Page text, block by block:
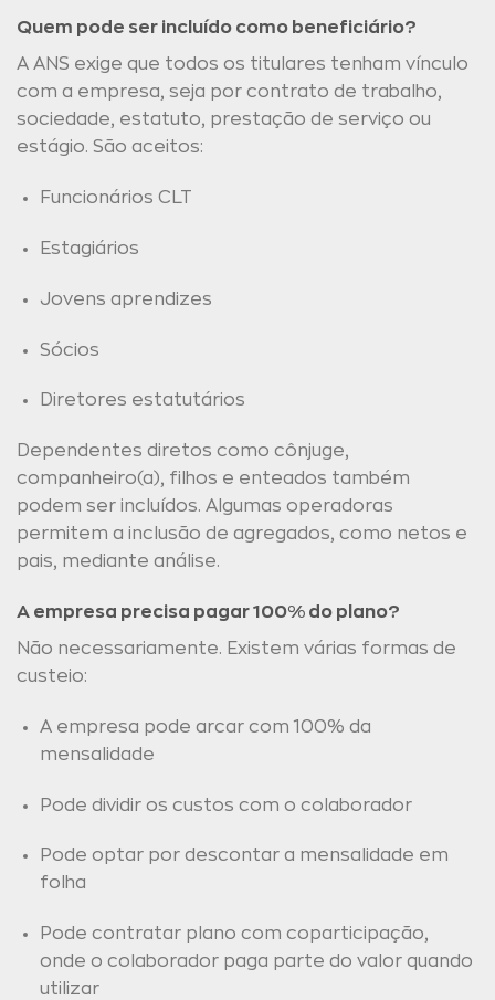
Quem pode ser incluído como beneficiário?
A ANS exige que todos os titulares tenham vínculo
com a empresa, seja por contrato de trabalho,
sociedade, estatuto, prestação de serviço ou
estágio. São aceitos:
Funcionários CLT
Estagiários
Jovens aprendizes
Sócios
Diretores estatutários
Dependentes diretos como cônjuge,
companheiro(a), filhos e enteados também
podem ser incluídos. Algumas operadoras
permitem a inclusão de agregados, como netos e
pais, mediante análise.
A empresa precisa pagar 100% do plano?
Não necessariamente. Existem várias formas de
custeio:
A empresa pode arcar com 100% da
mensalidade
Pode dividir os custos com o colaborador
Pode optar por descontar a mensalidade em
folha
Pode contratar plano com coparticipação,
onde o colaborador paga parte do valor quando
utilizar